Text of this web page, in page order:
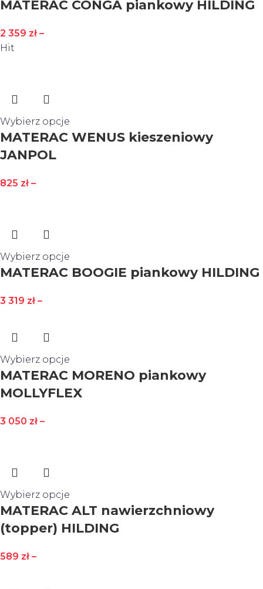
MATERAC CONGA piankowy HILDING
2 359 zł –
Hit
Wybierz opcje
MATERAC WENUS kieszeniowy
JANPOL
825 zł –
Wybierz opcje
MATERAC BOOGIE piankowy HILDING
3 319 zł –
Wybierz opcje
MATERAC MORENO piankowy
MOLLYFLEX
3 050 zł –
Wybierz opcje
MATERAC ALT nawierzchniowy
(topper) HILDING
589 zł –